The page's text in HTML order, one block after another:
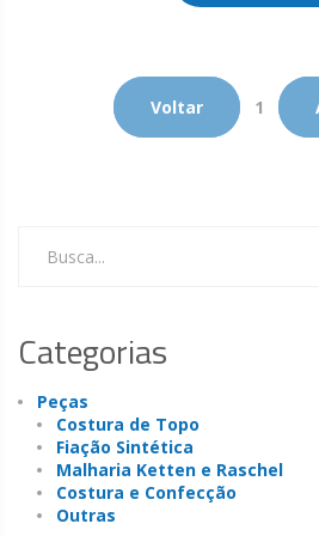
Voltar 1
Busca...
Categorias
Peças
Costura de Topo
Fiação Sintética
Malharia Ketten e Raschel
Costura e Confecção
Outras